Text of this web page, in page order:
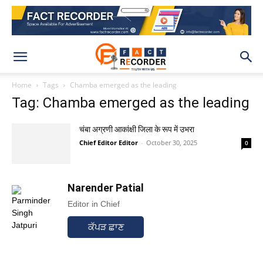
Home Tags Chamba emerged as the leading
Tag: Chamba emerged as the leading
चंबा अग्रणी आकांक्षी जिला के रूप में उभरा
Chief Editor Editor - October 30, 2025 0
Narender Patial
Editor in Chief
ਕੱਪੜ ਛਾਣ